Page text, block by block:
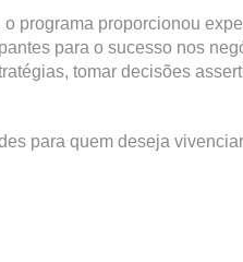
programa proporcionou
para o sucesso nos
tomar decisões
para quem deseja